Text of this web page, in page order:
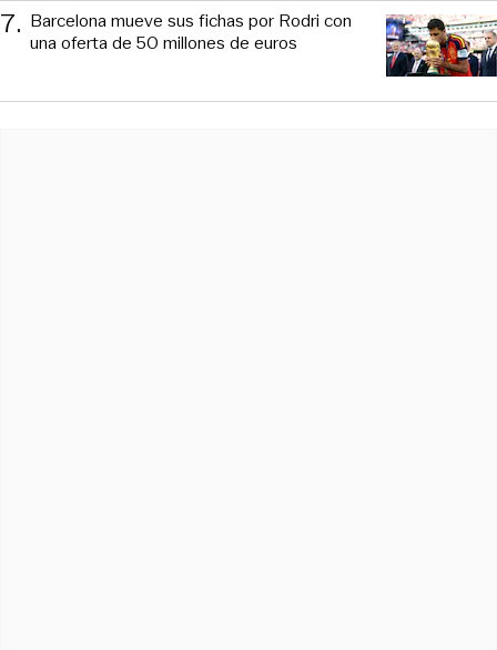
7. Barcelona mueve sus fichas por Rodri con
una oferta de 50 millones de euros